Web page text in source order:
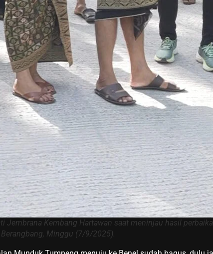
Jembrana Kembang Hartawan saat meninjau hasil
Berangbang, Minggu (7/9/2025).